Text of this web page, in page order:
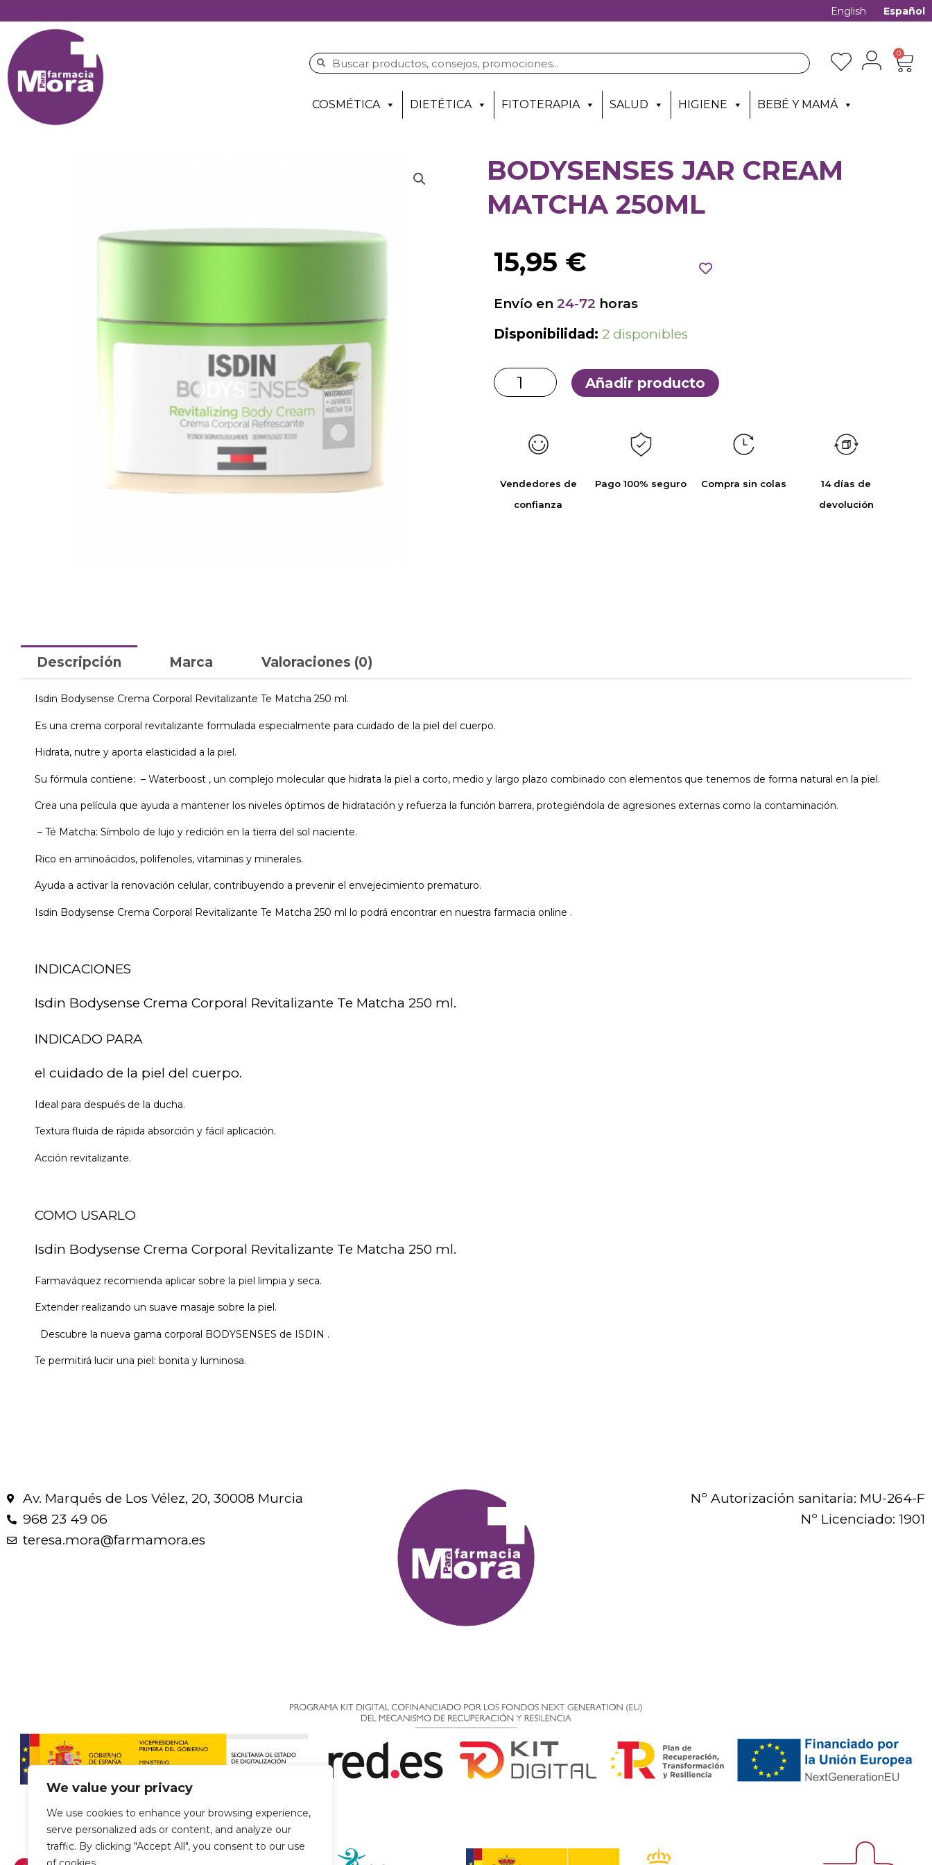
We value your privacy
We use cookies to enhance your browsing experience,
serve personalized ads or content, and analyze our
traffic. By clicking "Accept All", you consent to our use
English Español
0
COSMÉTICA DIETÉTICA FITOTERAPIA SALUD HIGIENE BEBÉ Y MAMÁ
BODYSENSES JAR CREAM
MATCHA 250ML
15,95 €
Envío en 24-72 horas
Disponibilidad: 2 disponibles
Añadir producto
Vendedores de
confianza
Pago 100% seguro Compra sin colas
14 días de
devolución
Descripción Marca Valoraciones (0)
Isdin Bodysense Crema Corporal Revitalizante Te Matcha 250 ml.
Es una crema corporal revitalizante formulada especialmente para cuidado de la piel del cuerpo.
Hidrata, nutre y aporta elasticidad a la piel.
Su fórmula contiene: – Waterboost , un complejo molecular que hidrata la piel a corto, medio y largo plazo combinado con elementos que tenemos de forma natural en la piel.
Crea una película que ayuda a mantener los niveles óptimos de hidratación y refuerza la función barrera, protegiéndola de agresiones externas como la contaminación.
– Té Matcha: Símbolo de lujo y redición en la tierra del sol naciente.
Rico en aminoácidos, polifenoles, vitaminas y minerales.
Ayuda a activar la renovación celular, contribuyendo a prevenir el envejecimiento prematuro.
Isdin Bodysense Crema Corporal Revitalizante Te Matcha 250 ml lo podrá encontrar en nuestra farmacia online .
INDICACIONES
Isdin Bodysense Crema Corporal Revitalizante Te Matcha 250 ml.
INDICADO PARA
el cuidado de la piel del cuerpo.
Ideal para después de la ducha.
Textura fluida de rápida absorción y fácil aplicación.
Acción revitalizante.
COMO USARLO
Isdin Bodysense Crema Corporal Revitalizante Te Matcha 250 ml.
Farmaváquez recomienda aplicar sobre la piel limpia y seca.
Extender realizando un suave masaje sobre la piel.
Descubre la nueva gama corporal BODYSENSES de ISDIN .
Te permitirá lucir una piel: bonita y luminosa.
Av. Marqués de Los Vélez, 20, 30008 Murcia
968 23 49 06
teresa.mora@farmamora.es
Nº Autorización sanitaria: MU-264-F
Nº Licenciado: 1901